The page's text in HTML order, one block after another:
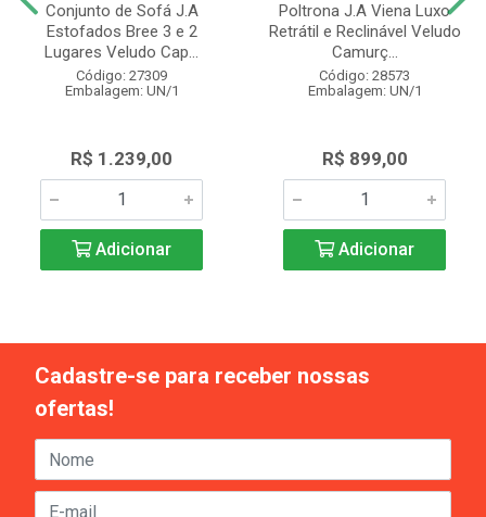
Conjunto de Sofá J.A
Estofados Bree 3 e 2
Lugares Veludo Cap...
Código: 27309
Embalagem: UN/1
R$ 1.239,00
Adicionar
Poltrona J.A Viena Luxo
Retrátil e Reclinável Veludo
Camurç...
Código: 28573
Embalagem: UN/1
R$ 899,00
Adicionar
Cadastre-se para receber nossas
ofertas!